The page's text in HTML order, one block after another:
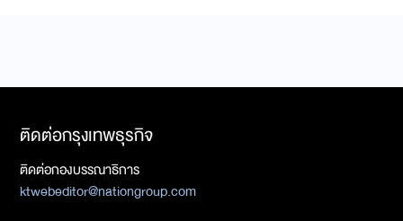
ติดต่อกรุงเทพธุรกิจ
ติดต่อกองบรรณาธิการ
ktwebeditor@nationgroup.com